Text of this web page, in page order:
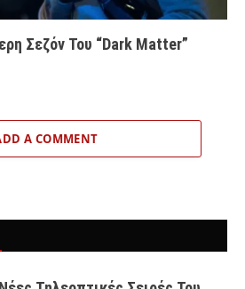
Σεζόν Του “Dark Matter”
A COMMENT